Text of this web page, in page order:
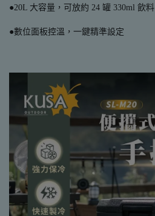
●20L 大容量，可放約 24 罐 330ml 飲料
●數位面板控溫，一鍵精準設定